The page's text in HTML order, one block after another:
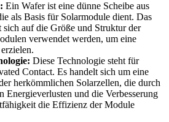
Ein Wafer ist eine dünne Scheibe aus
als Basis für Solarmodule dient. Das
sich auf die Größe und Struktur der
verwendet werden, um eine
Diese Technologie steht für
Contact. Es handelt sich um eine
herkömmlichen Solarzellen, die durch
Energieverlusten und die Verbesserung
die Effizienz der Module